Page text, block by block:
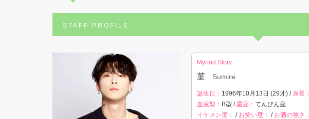
STAFF PROFILE
Myriad Story
菫 Sumire
誕生日： 1996年10月13日 (29才) /身長：
血液型： B型 /星座： てんびん座
イケメン度： / お笑い度： / お酒の強さ：